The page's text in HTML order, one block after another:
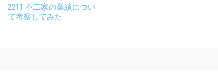
2211 不二家の業績につい
て考察してみた